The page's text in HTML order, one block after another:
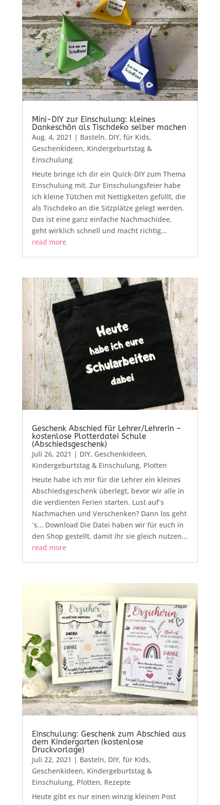
Mini-DIY zur Einschulung: kleines
Dankeschön als Tischdeko selber machen
Aug. 4, 2021 | Basteln, DIY, für Kids,
Geschenkideen, Kindergeburtstag &
Einschulung
Heute bringe ich dir ein Quick-DIY zum Thema
Einschulung mit. Zur Einschulungsfeier habe
ich kleine Tütchen mit Nettigkeiten gefüllt, die
als Tischdeko an die Sitzplätze gelegt werden.
Das ist eine ganz einfache Nachmachidee,
geht wirklich schnell und macht richtig...
read more
Geschenk Abschied für Lehrer/Lehrerin –
kostenlose Plotterdatei Schule
(Abschiedsgeschenk)
Juli 26, 2021 | DIY, Geschenkideen,
Kindergeburtstag & Einschulung, Plotten
Heute habe ich mir für die Lehrer ein kleines
Abschiedsgeschenk überlegt, bevor wir alle in
die verdienten Ferien starten. Lust auf´s
Nachmachen und Verschenken? Dann los geht
´s... Download Die Datei haben wir für euch in
den Shop gestellt, damit ihr sie gleich nutzen...
read more
Einschulung: Geschenk zum Abschied aus
dem Kindergarten (kostenlose
Druckvorlage)
Juli 22, 2021 | Basteln, DIY, für Kids,
Geschenkideen, Kindergeburtstag &
Einschulung, Plotten, Rezepte
Heute gibt es nur einen winzig kleinen Post